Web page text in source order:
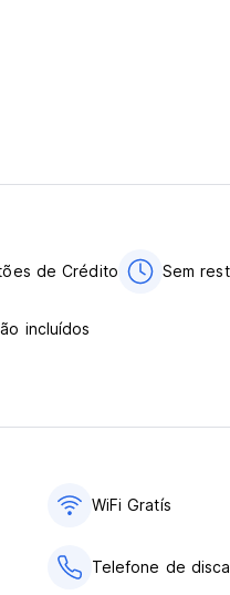
de Crédito Sem
incluídos
WiFi Gratís
Telefone de